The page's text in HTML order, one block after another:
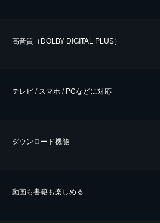
⾼⾳質（DOLBY DIGITAL PLUS）
テレビ / スマホ / PCなどに対応
ダウンロード機能
動画も書籍も楽しめる